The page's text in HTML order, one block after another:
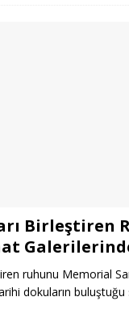
Birleştiren
ruhunu Memorial
dokuların buluştuğu